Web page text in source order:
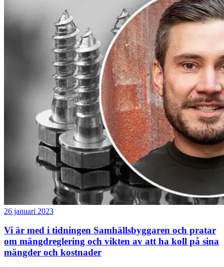
26 januari 2023
Vi är med i tidningen Samhällsbyggaren och pratar
om mängdreglering och vikten av att ha koll på sina
mängder och kostnader